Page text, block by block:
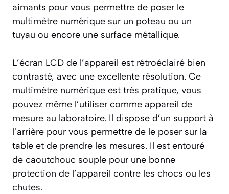
aimants pour vous permettre de poser le
multimètre numérique sur un poteau ou un
tuyau ou encore une surface métallique.
L’écran LCD de l’appareil est rétroéclairé bien
contrasté, avec une excellente résolution. Ce
multimètre numérique est très pratique, vous
pouvez même l’utiliser comme appareil de
mesure au laboratoire. Il dispose d’un support à
l’arrière pour vous permettre de le poser sur la
table et de prendre les mesures. Il est entouré
de caoutchouc souple pour une bonne
protection de l’appareil contre les chocs ou les
chutes.